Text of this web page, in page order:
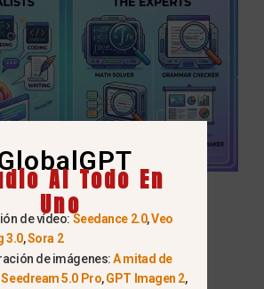
que Google para
en 2026?
AI Todo En
Uno
de vídeo: Seedance 2.0,Veo
3.0,Sora 2
de imágenes:A mitad de
Seedream 5.0 Pro,GPT Imagen 2,